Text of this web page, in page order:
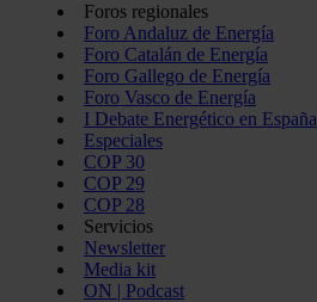
Foros regionales
Foro Andaluz de Energía
Foro Catalán de Energía
Foro Gallego de Energía
Foro Vasco de Energía
I Debate Energético en España
Especiales
COP 30
COP 29
COP 28
Servicios
Newsletter
Media kit
ON | Podcast